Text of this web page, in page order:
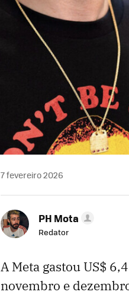
7 fevereiro 2026
PH Mota
Redator
A Meta gastou US$
novembro e